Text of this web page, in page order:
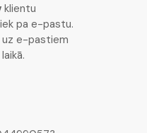
klientu
pa e-pastu.
e-pastiem